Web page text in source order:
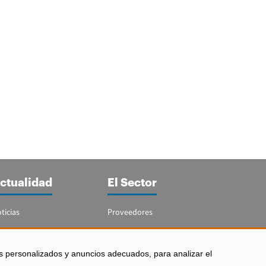
y anuncios adecuados, para analizar el
Acuicultura
El Sector
Proveedores
Guía del Sector
Legislación